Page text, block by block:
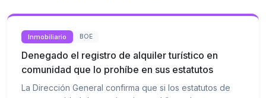
Inmobiliario BOE
Denegado el registro de alquiler turístico en
comunidad que lo prohíbe en sus estatutos
La Dirección General confirma que si los estatutos de